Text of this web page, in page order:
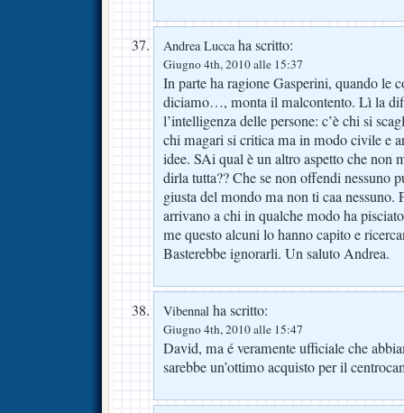
Andrea Luccaha scritto:
Giugno 4th, 2010 alle 15:37
In parte ha ragione Gasperini, quando le
diciamo…, monta il malcontento. Lì la
l’intelligenza delle persone: c’è chi si
chi magari si critica ma in modo civile e
idee. SAi qual è un altro aspetto che non
dirla tutta?? Che se non offendi nessuno
giusta del mondo ma non ti caa nessuno.
arrivano a chi in qualche modo ha
me questo alcuni lo hanno capito e
Basterebbe ignorarli. Un saluto Andrea.
Vibennal ha scritto:
Giugno 4th, 2010 alle 15:47
David, ma é veramente ufficiale che
sarebbe un’ottimo acquisto per il